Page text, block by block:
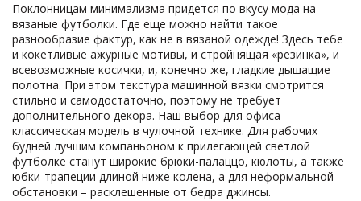
Поклонницам минимализма придется по вкусу мода на
вязаные футболки. Где еще можно найти такое
разнообразие фактур, как не в вязаной одежде! Здесь тебе
и кокетливые ажурные мотивы, и стройнящая «резинка», и
всевозможные косички, и, конечно же, гладкие дышащие
полотна. При этом текстура машинной вязки смотрится
стильно и самодостаточно, поэтому не требует
дополнительного декора. Наш выбор для офиса –
классическая модель в чулочной технике. Для рабочих
будней лучшим компаньоном к прилегающей светлой
футболке станут широкие брюки-палаццо, кюлоты, а также
юбки-трапеции длиной ниже колена, а для неформальной
обстановки – расклешенные от бедра джинсы.